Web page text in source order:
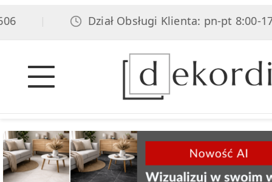
Dział Obsługi Klienta: pn-pt 8:00-